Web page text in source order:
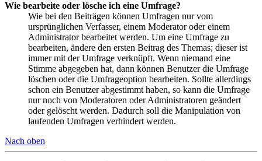
Wie bearbeite oder lösche ich eine Umfrage?
Wie bei den Beiträgen können Umfragen nur vom
ursprünglichen Verfasser, einem Moderator oder einem
Administrator bearbeitet werden. Um eine Umfrage zu
bearbeiten, ändere den ersten Beitrag des Themas; dieser ist
immer mit der Umfrage verknüpft. Wenn niemand eine
Stimme abgegeben hat, dann können Benutzer die Umfrage
löschen oder die Umfrageoption bearbeiten. Sollte allerdings
schon ein Benutzer abgestimmt haben, so kann die Umfrage
nur noch von Moderatoren oder Administratoren geändert
oder gelöscht werden. Dadurch soll die Manipulation von
laufenden Umfragen verhindert werden.
Nach oben